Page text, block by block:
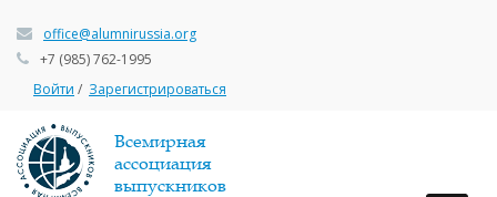
office@alumnirussia.org
+7 (985) 762-1995
Войти / Зарегистрироваться
Всемирная
ассоциация
выпускников